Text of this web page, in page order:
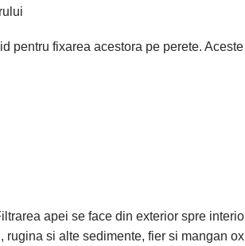
pentru fixarea acestora pe perete.
apei se face din exterior spre
si alte sedimente, fier si mangan